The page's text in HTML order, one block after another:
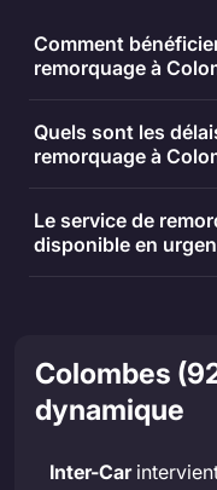
Comment
remorquage à
Quels sont les
remorquage à
Le service de
disponible en
Colombes
dynamique
Inter-Car